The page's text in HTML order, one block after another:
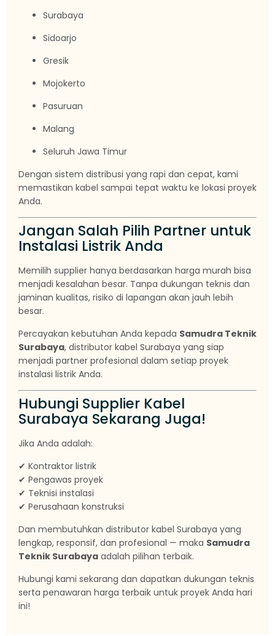
Surabaya
Sidoarjo
Gresik
Mojokerto
Pasuruan
Malang
Seluruh Jawa Timur
Dengan sistem distribusi yang rapi dan cepat, kami
memastikan kabel sampai tepat waktu ke lokasi proyek
Anda.
Jangan Salah Pilih Partner untuk
Instalasi Listrik Anda
Memilih supplier hanya berdasarkan harga murah bisa
menjadi kesalahan besar. Tanpa dukungan teknis dan
jaminan kualitas, risiko di lapangan akan jauh lebih
besar.
Percayakan kebutuhan Anda kepada Samudra Teknik
Surabaya, distributor kabel Surabaya yang siap
menjadi partner profesional dalam setiap proyek
instalasi listrik Anda.
Hubungi Supplier Kabel
Surabaya Sekarang Juga!
Jika Anda adalah:
✔ Kontraktor listrik
✔ Pengawas proyek
✔ Teknisi instalasi
✔ Perusahaan konstruksi
Dan membutuhkan distributor kabel Surabaya yang
lengkap, responsif, dan profesional — maka Samudra
Teknik Surabaya adalah pilihan terbaik.
Hubungi kami sekarang dan dapatkan dukungan teknis
serta penawaran harga terbaik untuk proyek Anda hari
ini!